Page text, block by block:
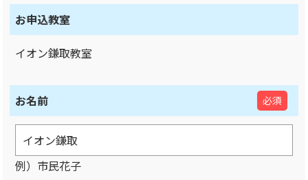
お申込教室
イオン鎌取教室
お名前 必須
例）市民花子